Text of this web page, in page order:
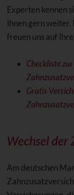
Experten kennen
Ihnen gern weiter.
freuen uns auf
Checkliste
Gratis
Wechsel der
Am deutschen